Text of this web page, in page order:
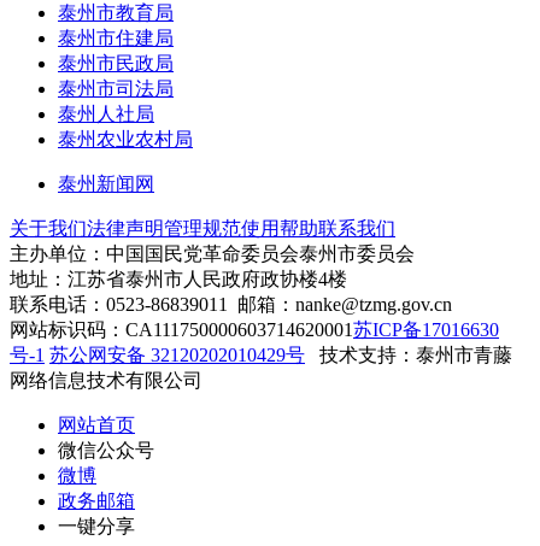
泰州市教育局
泰州市住建局
泰州市民政局
泰州市司法局
泰州人社局
泰州农业农村局
泰州新闻网
关于我们法律声明管理规范使用帮助联系我们
主办单位：中国国民党革命委员会泰州市委员会
地址：江苏省泰州市人民政府政协楼4楼
联系电话：0523-86839011 邮箱：nanke@tzmg.gov.cn
网站标识码：CA111750000603714620001苏ICP备17016630
号-1 苏公网安备 32120202010429号
技术支持：泰州市青藤
网络信息技术有限公司
网站首页
微信公众号
微博
政务邮箱
一键分享